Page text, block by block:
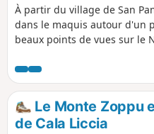
À partir du village de San
dans le maquis autour d'un
beaux points de vues sur le
(chaos rocheux) mais le
entretenu. Même si le
(uniquement de petits
en dehors des points de
Le Monte Zoppu
de Cala Liccia